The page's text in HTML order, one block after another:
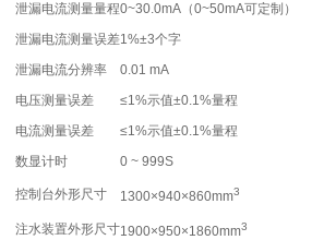
泄漏电流测量量程0~30.0mA（0~50mA可定制）
泄漏电流测量误差1%±3个字
泄漏电流分辨率
0.01 mA
电压测量误差
≤1%示值±0.1%量程
电流测量误差
≤1%示值±0.1%量程
数显计时
0 ~ 999S
控制台外形尺寸 1300×940×860mm3
注水装置外形尺寸1900×950×1860mm3